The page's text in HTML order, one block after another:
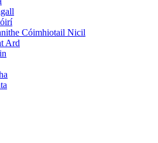
Cóimhiotail Nicil
Ard